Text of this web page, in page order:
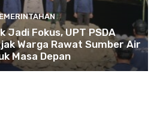
Jadi Fokus, UPT PSDA
Warga Rawat Sumber Air
Masa Depan